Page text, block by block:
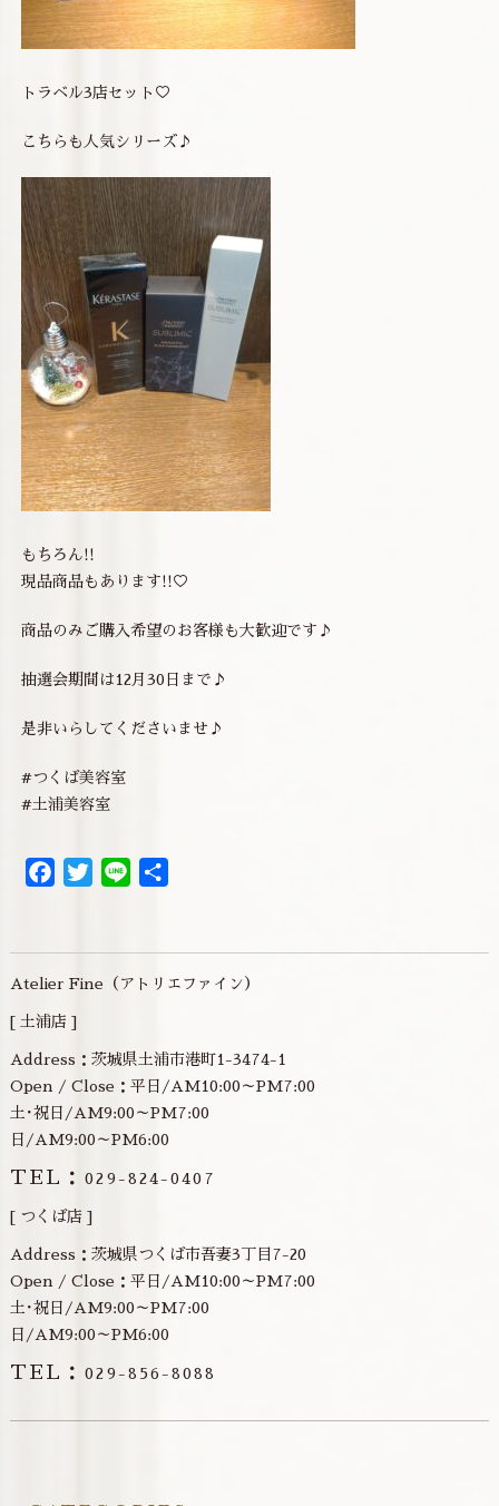
トラベル3店セット♡
こちらも人気シリーズ♪
もちろん!!
現品商品もあります!!♡
商品のみご購入希望のお客様も大歓迎です♪
抽選会期間は12月30日まで♪
是非いらしてくださいませ♪
#つくば美容室
#土浦美容室
Facebook
Twitter
Line
Atelier Fine（アトリエファイン）
[ 土浦店 ]
Address：茨城県土浦市港町1-3474-1
Open / Close：平日/AM10:00～PM7:00
土･祝日/AM9:00～PM7:00
日/AM9:00～PM6:00
TEL：029-824-0407
[ つくば店 ]
Address：茨城県つくば市吾妻3丁目7-20
Open / Close：平日/AM10:00～PM7:00
土･祝日/AM9:00～PM7:00
日/AM9:00～PM6:00
TEL：029-856-8088